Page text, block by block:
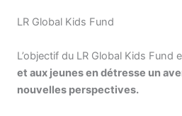
LR Global Kids Fund
L’objectif du LR Global Kids Fund
et aux jeunes en détresse un
nouvelles perspectives.